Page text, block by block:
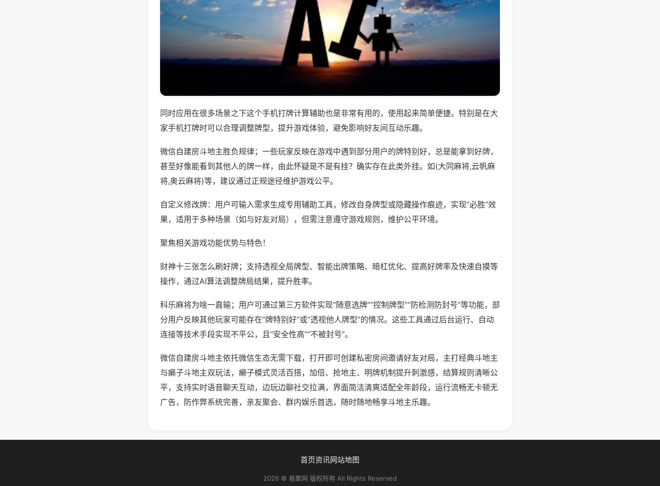
同时应用在很多场景之下这个手机打牌计算辅助也是非常有用的，使用起来简单便捷。特别是在大
家手机打牌时可以合理调整牌型，提升游戏体验，避免影响好友间互动乐趣。
微信自建房斗地主胜负规律；一些玩家反映在游戏中遇到部分用户的牌特别好，总是能拿到好牌，
甚至好像能看到其他人的牌一样，由此怀疑是不是有挂？确实存在此类外挂。如(大同麻将,云帆麻
将,奥云麻将)等，建议通过正规途径维护游戏公平。
自定义修改牌：用户可输入需求生成专用辅助工具，修改自身牌型或隐藏操作痕迹，实现“必胜”效
果，适用于多种场景（如与好友对局），但需注意遵守游戏规则，维护公平环境。
聚焦相关游戏功能优势与特色！
财神十三张怎么刷好牌；支持透视全局牌型、智能出牌策略、暗杠优化、提高好牌率及快速自摸等
操作，通过AI算法调整牌局结果，提升胜率。
科乐麻将为啥一直输；用户可通过第三方软件实现“随意选牌”“控制牌型”“防检测防封号”等功能，部
分用户反映其他玩家可能存在“牌特别好”或“透视他人牌型”的情况。这些工具通过后台运行、自动
连接等技术手段实现不平公，且“安全性高”“不被封号”。
微信自建房斗地主依托微信生态无需下载，打开即可创建私密房间邀请好友对局，主打经典斗地主
与癞子斗地主双玩法，癞子模式灵活百搭，加倍、抢地主、明牌机制提升刺激感，结算规则清晰公
平，支持实时语音聊天互动，边玩边聊社交拉满，界面简洁清爽适配全年龄段，运行流畅无卡顿无
广告，防作弊系统完善，亲友聚会、群内娱乐首选，随时随地畅享斗地主乐趣。
首页资讯网站地图
2026 © 易聚网 版权所有 All Rights Reserved